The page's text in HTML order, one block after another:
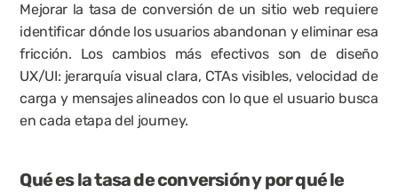
Mejorar la tasa de conversión de un sitio web requiere
identificar dónde los usuarios abandonan y eliminar esa
fricción. Los cambios más efectivos son de diseño
UX/UI: jerarquía visual clara, CTAs visibles, velocidad de
carga y mensajes alineados con lo que el usuario busca
en cada etapa del journey.
Qué es la tasa de conversión y por qué le